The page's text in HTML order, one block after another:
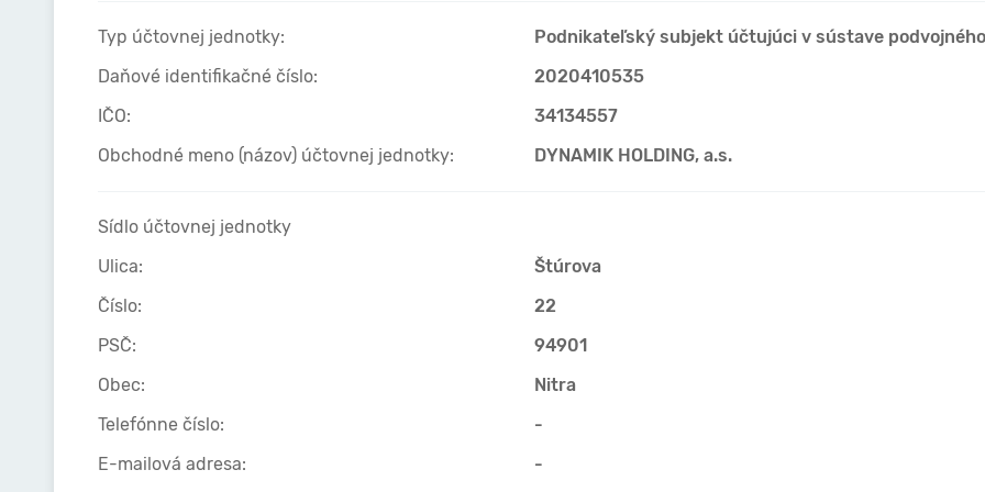
Typ účtovnej jednotky:
Podnikateľský subjekt účtujúci v sústave
Daňové identifikačné číslo:
2020410535
IČO:
34134557
Obchodné meno (názov) účtovnej jednotky:
DYNAMIK HOLDING, a.s.
Sídlo účtovnej jednotky
Ulica:
Štúrova
Číslo:
22
PSČ:
94901
Obec:
Nitra
Telefónne číslo:
-
E-mailová adresa:
-